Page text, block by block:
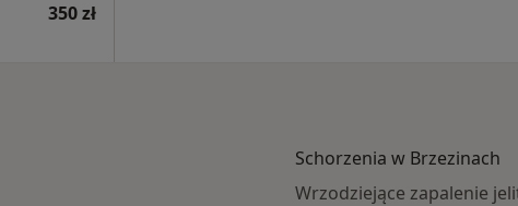
350 zł
Schorzenia w Brzezinach
Wrzodziejące zapalenie